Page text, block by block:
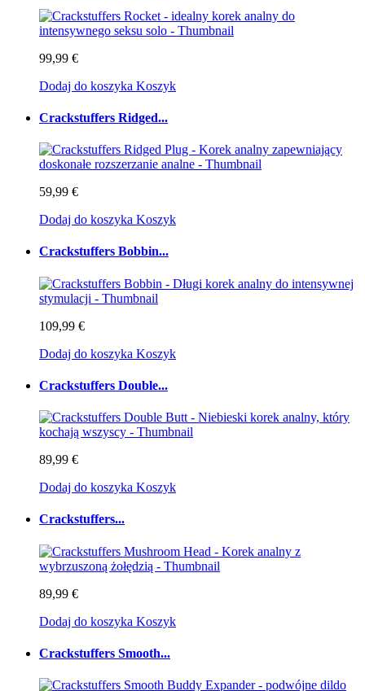
99,99 €
Dodaj do koszyka Koszyk
Crackstuffers Ridged...
59,99 €
Dodaj do koszyka Koszyk
Crackstuffers Bobbin...
109,99 €
Dodaj do koszyka Koszyk
Crackstuffers Double...
89,99 €
Dodaj do koszyka Koszyk
Crackstuffers...
89,99 €
Dodaj do koszyka Koszyk
Crackstuffers Smooth...